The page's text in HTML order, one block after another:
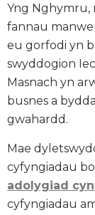
Yng Nghymru,
fannau
eu gorfodi yn
swyddogion
Masnach yn
busnes a
gwahardd.
Mae
cyfyngiadau
adolygiad
cyfyngiadau